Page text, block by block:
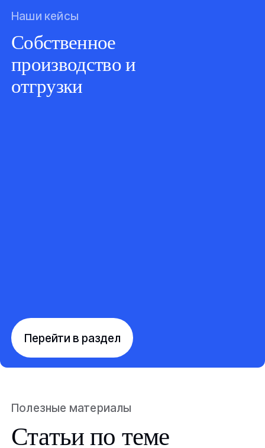
Наши кейсы
Собственное
производство и
отгрузки
Перейти в раздел
Полезные материалы
Статьи по теме